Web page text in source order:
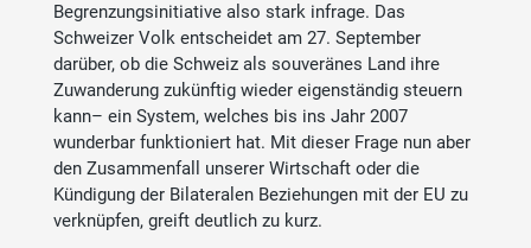
Begrenzungsinitiative also stark infrage. Das
Schweizer Volk entscheidet am 27. September
darüber, ob die Schweiz als souveränes Land ihre
Zuwanderung zukünftig wieder eigenständig steuern
kann– ein System, welches bis ins Jahr 2007
wunderbar funktioniert hat. Mit dieser Frage nun aber
den Zusammenfall unserer Wirtschaft oder die
Kündigung der Bilateralen Beziehungen mit der EU zu
verknüpfen, greift deutlich zu kurz.